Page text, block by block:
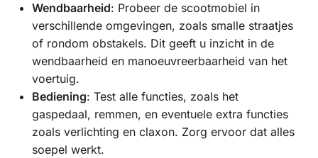
Wendbaarheid: Probeer de scootmobiel in
verschillende omgevingen, zoals smalle straatjes
of rondom obstakels. Dit geeft u inzicht in de
wendbaarheid en manoeuvreerbaarheid van het
voertuig.
Bediening: Test alle functies, zoals het
gaspedaal, remmen, en eventuele extra functies
zoals verlichting en claxon. Zorg ervoor dat alles
soepel werkt.